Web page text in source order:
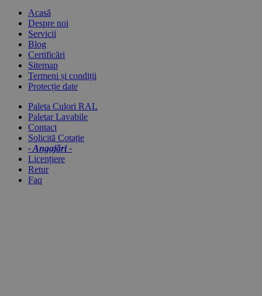
Acasă
Despre noi
Servicii
Blog
Certificări
Sitemap
Termeni și condiții
Protecție date
Paleta Culori RAL
Paletar Lavabile
Contact
Solicită Cotație
- Angajări -
Licențiere
Retur
Faq